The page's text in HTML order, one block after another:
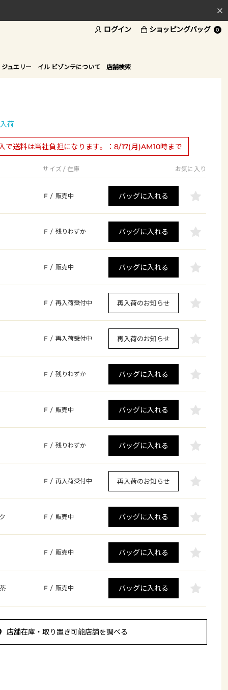
ログイン ショッピングバッグ 0
ュエリー イル ビゾンテについて 店舗検索
荷
で送料は当社負担になります。：8/17(月)AM10時まで
サイズ / 在庫 お気に入り
F / 販売中 バッグに入れる
F / 残りわずか バッグに入れる
F / 販売中 バッグに入れる
F / 再入荷受付中 再入荷のお知らせ
F / 再入荷受付中 再入荷のお知らせ
F / 残りわずか バッグに入れる
F / 販売中 バッグに入れる
F / 残りわずか バッグに入れる
F / 再入荷受付中 再入荷のお知らせ
F / 販売中 バッグに入れる
F / 販売中 バッグに入れる
F / 販売中 バッグに入れる
店舗在庫・取り置き可能店舗を調べる